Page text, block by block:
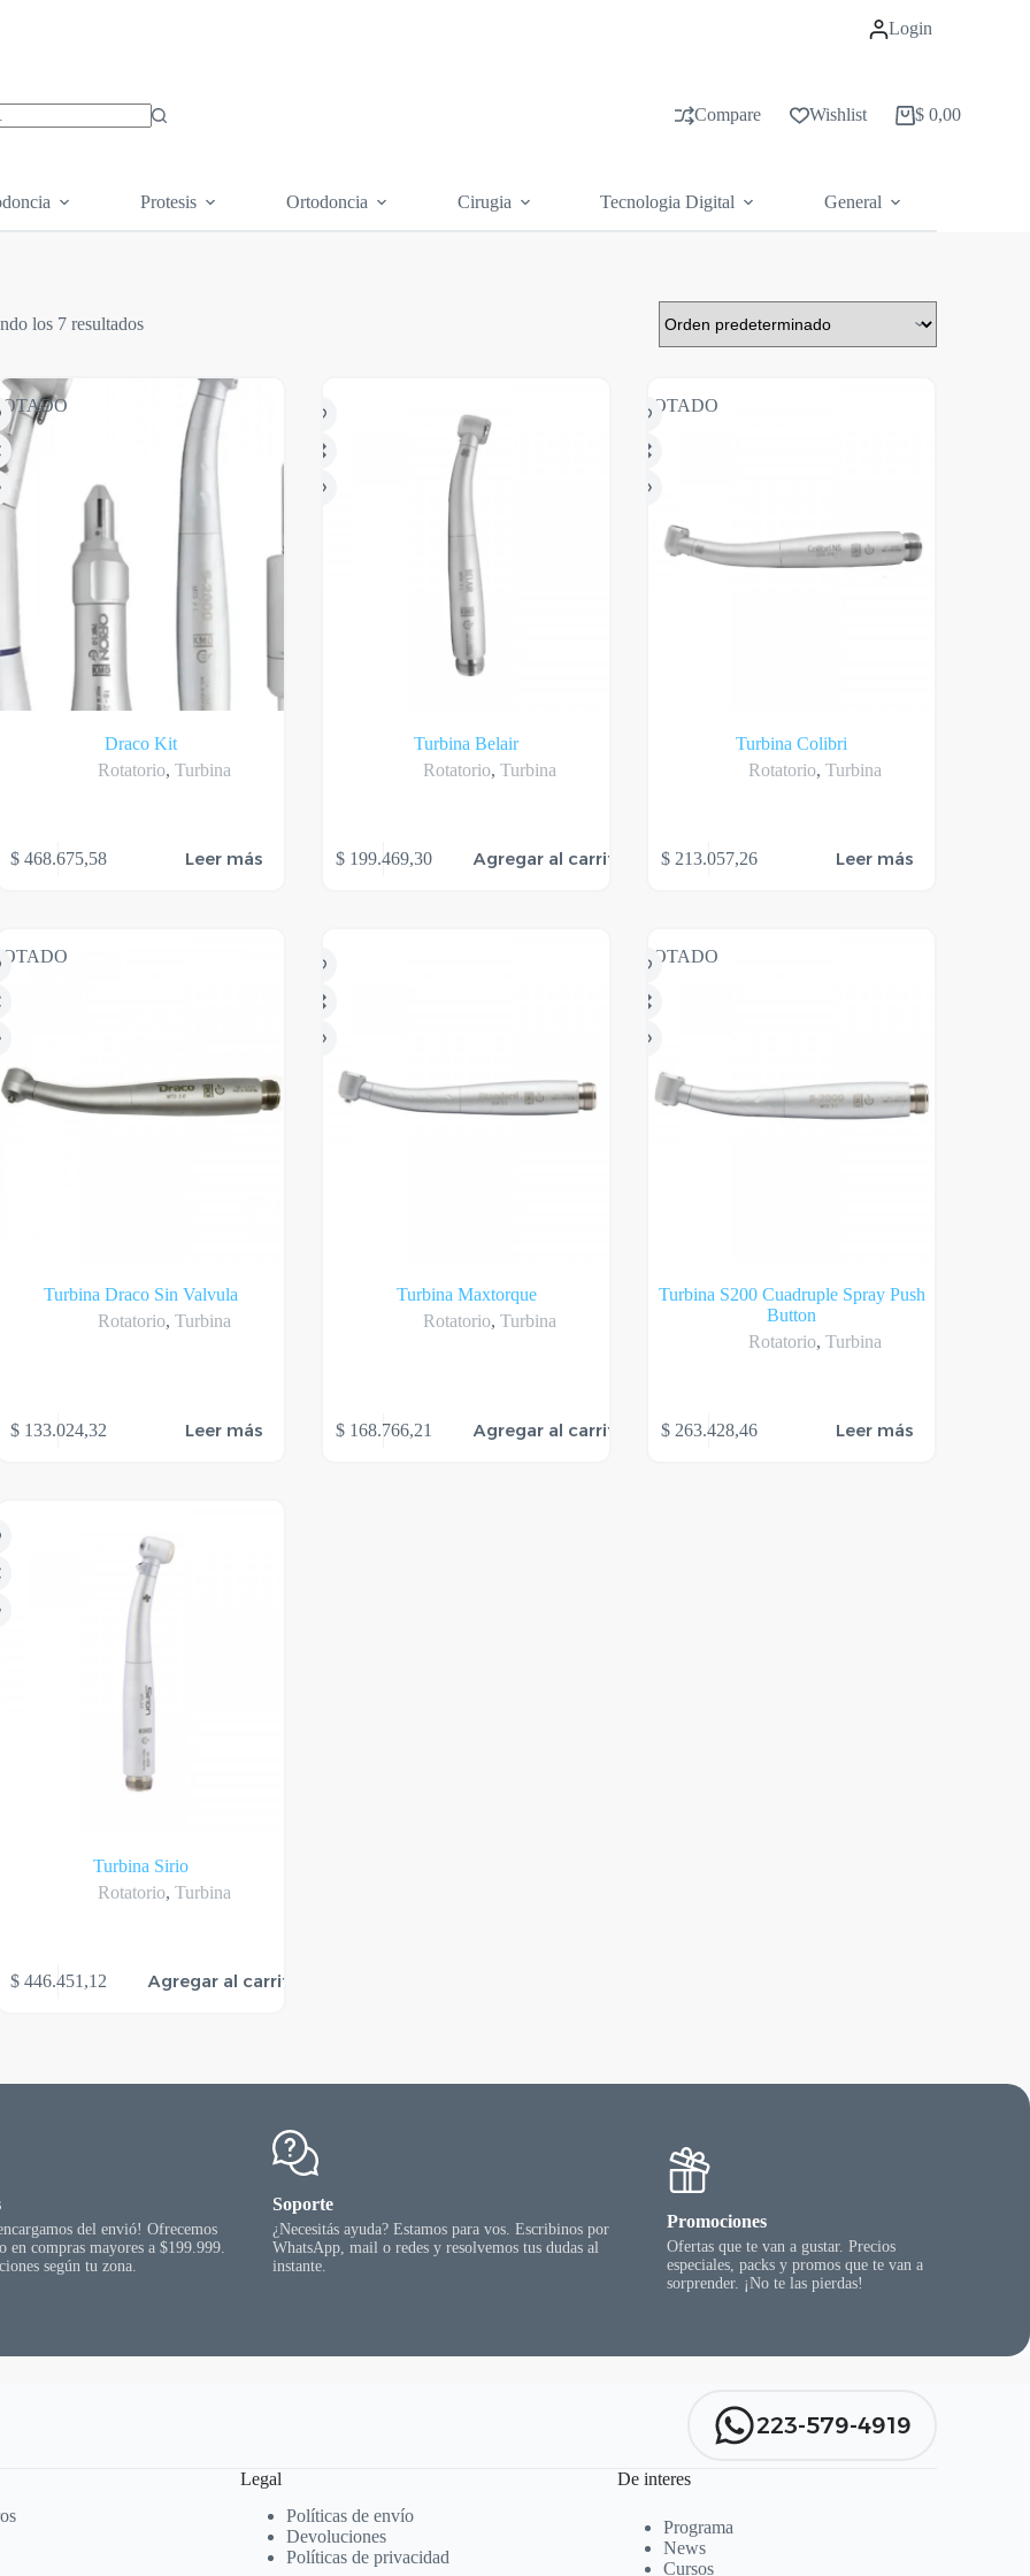
Login
Compare Wishlist
Carrito
$ 0,00
Protesis Ortodoncia Cirugia Tecnologia Digital General
los 7 resultados
Draco Kit
Rotatorio, Turbina
$468.675,58 Leer más
Turbina Belair
Rotatorio, Turbina
$199.469,30 Agregar al carrito
AGOTADO
Turbina Colibri
Rotatorio, Turbina
$213.057,26 Leer más
Turbina Draco Sin Valvula
Rotatorio, Turbina
$133.024,32 Leer más
Turbina Maxtorque
Rotatorio, Turbina
$168.766,21 Agregar al carrito
AGOTADO
Turbina S200 Cuadruple Spray Push
Button
Rotatorio, Turbina
$263.428,46 Leer más
Turbina Sirio
Rotatorio, Turbina
$446.451,12 Agregar al carrito
del envió! Ofrecemos
en compras mayores a $199.999.
según tu zona.
Soporte
¿Necesitás ayuda? Estamos para vos. Escribinos por
WhatsApp, mail o redes y resolvemos tus dudas al
instante.
Promociones
Ofertas que te van a gustar. Precios
especiales, packs y promos que te van a
sorprender. ¡No te las pierdas!
223-579-4919
Legal
Políticas de envío
Devoluciones
Políticas de privacidad
De interes
Programa
News
Cursos